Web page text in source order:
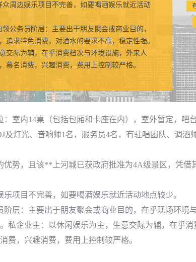
周边娱乐项目不完善，如要喝酒娱乐就近活动
务员阶层：主要出于朋友聚会或商业目的，
追求特色消费，对酒水的要求不高，稳定性强。
交际为辅，在乎消费档次与环境设施，外来人
慕名消费，兴趣消费，费用上控制较严格。
室内14桌（包括包厢和卡座在内），室外暂定，吧
及灯光、音响师1名，服务员4名，有驻唱团队、调酒
，且该**上河城已获政府批准为4A级景区，凭借
目不完善，如要喝酒娱乐就近活动地点较少。
：主要出于朋友聚会或商业目的，在乎现场环境
私企业主：以休闲娱乐为主，生意交际为辅，在乎
费，兴趣消费，费用上控制较严格。